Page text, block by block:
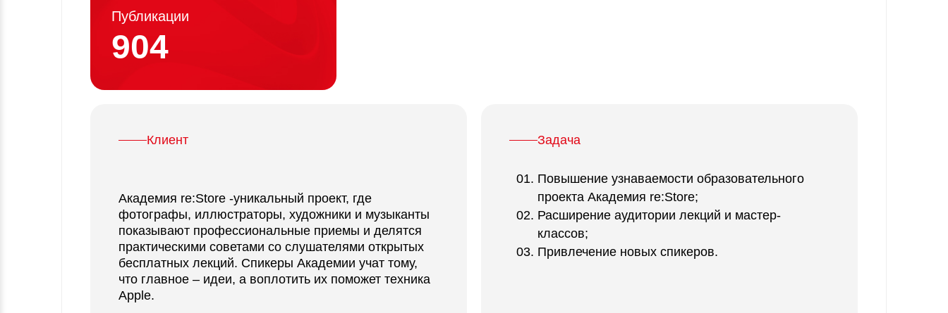
Публикации
904
Клиент
Академия re:Store -уникальный проект, где
фотографы, иллюстраторы, художники и музыканты
показывают профессиональные приемы и делятся
практическими советами со слушателями открытых
бесплатных лекций. Спикеры Академии учат тому,
что главное – идеи, а воплотить их поможет техника
Apple.
Задача
Повышение узнаваемости образовательного
проекта Академия re:Store;
Расширение аудитории лекций и мастер-
классов;
Привлечение новых спикеров.